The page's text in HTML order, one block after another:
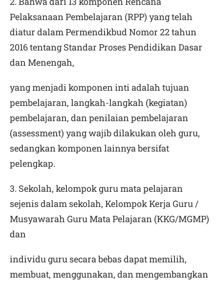
Pelaksanaan Pembelajaran (RPP) yang telah
diatur dalam Permendikbud Nomor 22 tahun
2016 tentang Standar Proses Pendidikan Dasar
dan Menengah,
yang menjadi komponen inti adalah tujuan
pembelajaran, langkah-langkah (kegiatan)
pembelajaran, dan penilaian pembelajaran
(assessment) yang wajib dilakukan oleh guru,
sedangkan komponen lainnya bersifat
pelengkap.
3. Sekolah, kelompok guru mata pelajaran
sejenis dalam sekolah, Kelompok Kerja Guru /
Musyawarah Guru Mata Pelajaran (KKG/MGMP)
dan
individu guru secara bebas dapat memilih,
membuat, menggunakan, dan mengembangkan